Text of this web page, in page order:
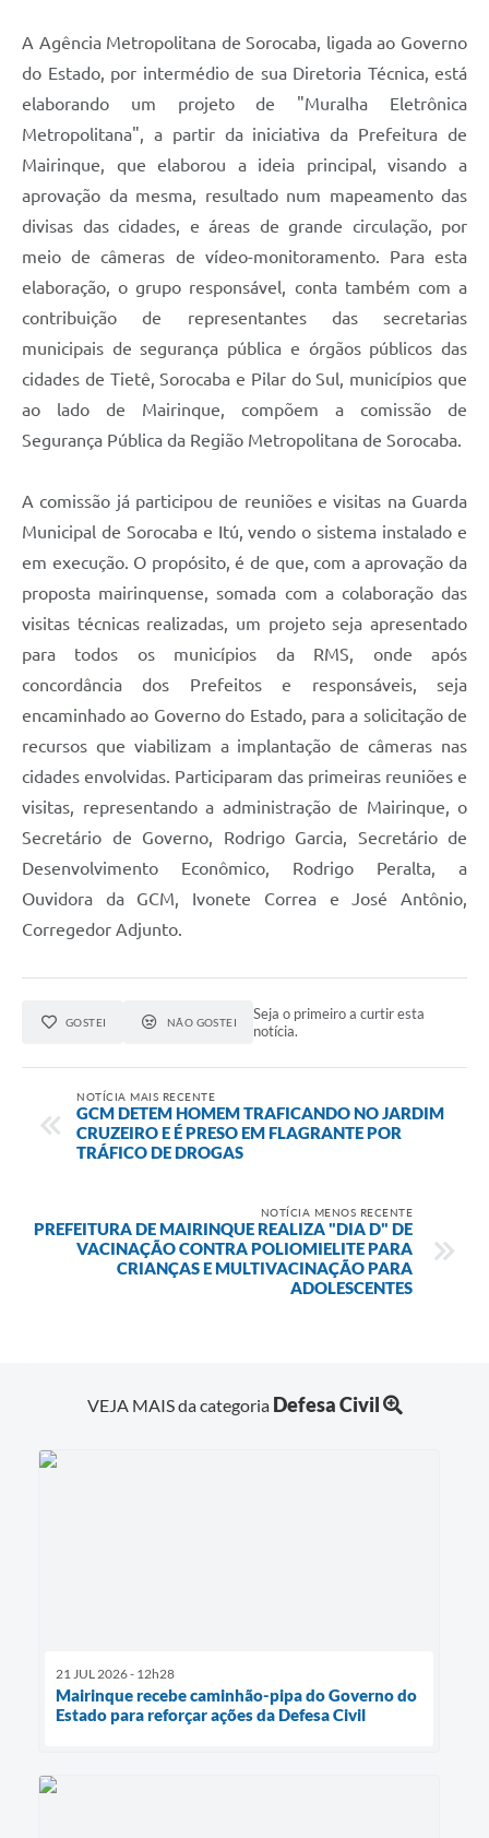
A Agência Metropolitana de Sorocaba, ligada ao Governo
do Estado, por intermédio de sua Diretoria Técnica, está
elaborando um projeto de "Muralha Eletrônica
Metropolitana", a partir da iniciativa da Prefeitura de
Mairinque, que elaborou a ideia principal, visando a
aprovação da mesma, resultado num mapeamento das
divisas das cidades, e áreas de grande circulação, por
meio de câmeras de vídeo-monitoramento. Para esta
elaboração, o grupo responsável, conta também com a
contribuição de representantes das secretarias
municipais de segurança pública e órgãos públicos das
cidades de Tietê, Sorocaba e Pilar do Sul, municípios que
ao lado de Mairinque, compõem a comissão de
Segurança Pública da Região Metropolitana de Sorocaba.
A comissão já participou de reuniões e visitas na Guarda
Municipal de Sorocaba e Itú, vendo o sistema instalado e
em execução. O propósito, é de que, com a aprovação da
proposta mairinquense, somada com a colaboração das
visitas técnicas realizadas, um projeto seja apresentado
para todos os municípios da RMS, onde após
concordância dos Prefeitos e responsáveis, seja
encaminhado ao Governo do Estado, para a solicitação de
recursos que viabilizam a implantação de câmeras nas
cidades envolvidas. Participaram das primeiras reuniões e
visitas, representando a administração de Mairinque, o
Secretário de Governo, Rodrigo Garcia, Secretário de
Desenvolvimento Econômico, Rodrigo Peralta, a
Ouvidora da GCM, Ivonete Correa e José Antônio,
Corregedor Adjunto.
GOSTEI NÃO GOSTEI
Seja o primeiro a curtir esta
notícia.
NOTÍCIA MAIS RECENTE
GCM DETEM HOMEM TRAFICANDO NO JARDIM
CRUZEIRO E É PRESO EM FLAGRANTE POR
TRÁFICO DE DROGAS
NOTÍCIA MENOS RECENTE
PREFEITURA DE MAIRINQUE REALIZA "DIA D" DE
VACINAÇÃO CONTRA POLIOMIELITE PARA
CRIANÇAS E MULTIVACINAÇÃO PARA
ADOLESCENTES
VEJA MAIS da categoria Defesa Civil
21 JUL 2026 - 12h28
Mairinque recebe caminhão-pipa do Governo do
Estado para reforçar ações da Defesa Civil